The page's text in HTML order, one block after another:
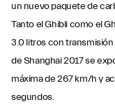
un nuevo paquete de
Tanto el Ghibli como el
3.0 litros con transmisión
de Shanghai 2017 se
máxima de 267 km/h y
segundos.